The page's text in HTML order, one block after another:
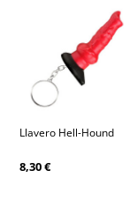
Llavero Hell-Hound
8,30 €